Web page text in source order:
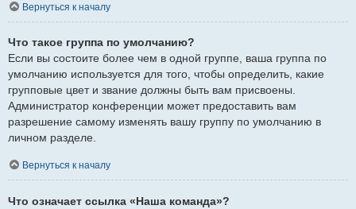
Вернуться к началу
Что такое группа по умолчанию?
Если вы состоите более чем в одной группе, ваша группа по
умолчанию используется для того, чтобы определить, какие
групповые цвет и звание должны быть вам присвоены.
Администратор конференции может предоставить вам
разрешение самому изменять вашу группу по умолчанию в
личном разделе.
Вернуться к началу
Что означает ссылка «Наша команда»?